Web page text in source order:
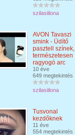
szilasiilona
AVON Tavaszi
smink - Üdítő
pasztell színek,
természetesen
ragyogó arc
10 éve
649 megtekintés
szilasiilona
Tusvonal
kezdőknek
11 éve
554 megtekintés